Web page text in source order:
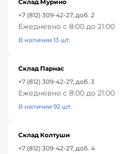
Склад Мурино
+7 (812) 309-42-27, доб. 2
Ежедневно с 8:00 до 21:00
В наличии 13 шт.
Склад Парнас
+7 (812) 309-42-27, доб. 3
Ежедневно с 8:00 до 21:00
В наличии 92 шт.
Склад Колтуши
+7 (812) 309-42-27, доб. 4